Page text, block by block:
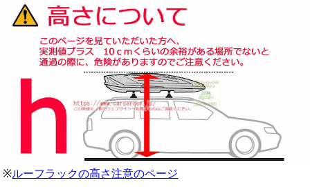
※ルーフラックの高さ注意のページ